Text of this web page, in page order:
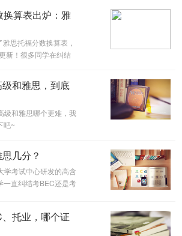
算表出炉：雅
思托福分数换算表，
新！很多同学在纠结
和雅思，到底
级和雅思哪个更难，我
吧~
几分？
学考试中心研发的高含
一直纠结考BEC还是考
信看完这篇你会心
托业，哪个证